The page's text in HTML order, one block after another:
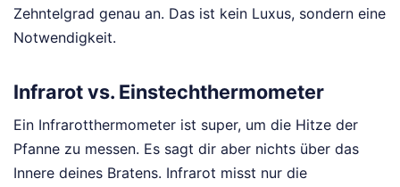
Zehntelgrad genau an. Das ist kein Luxus, sondern eine
Notwendigkeit.
Infrarot vs. Einstechthermometer
Ein Infrarotthermometer ist super, um die Hitze der
Pfanne zu messen. Es sagt dir aber nichts über das
Innere deines Bratens. Infrarot misst nur die